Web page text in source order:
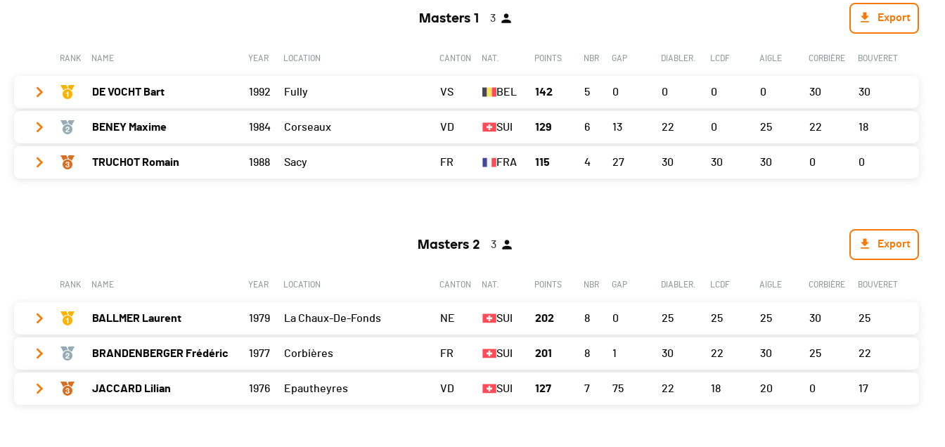
Masters 1 3 Export
RANK NAME YEAR LOCATION CANTON NAT. POINTS NBR GAP DIABLER. LCDF AIGLE CORBIÈRE BOUVERET
DE VOCHT Bart 1992 Fully VS BEL 142 5 0 0 0 0 30 30
Bramois 30
Porrentruy 22
BENEY Maxime 1984 Corseaux VD SUI 129 6 13 22 0 25 22 18
Bramois 0
TRUCHOT Romain 1988 Sacy FR FRA 115 4 27 30 30 30 0 0
Masters 2 3 Export
RANK NAME YEAR LOCATION CANTON NAT. POINTS NBR GAP DIABLER. LCDF AIGLE CORBIÈRE BOUVERET
BALLMER Laurent 1979 La Chaux-De-Fonds NE SUI 202 8 0 25 25 25 30 25
Bramois 25
Porrentruy 22
BRANDENBERGER Frédéric 1977 Corbières FR SUI 201 8 1 30 22 30 25 22
Bramois 30
JACCARD Lilian 1976 Epautheyres VD SUI 127 7 75 22 18 20 0 17